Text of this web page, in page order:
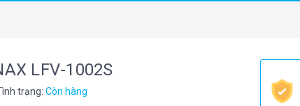
LFV-1002S
trạng: Còn hàng